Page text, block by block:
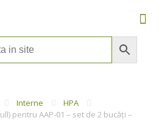
Interne
HPA
pentru AAP-01 – set de 2 bucăți –